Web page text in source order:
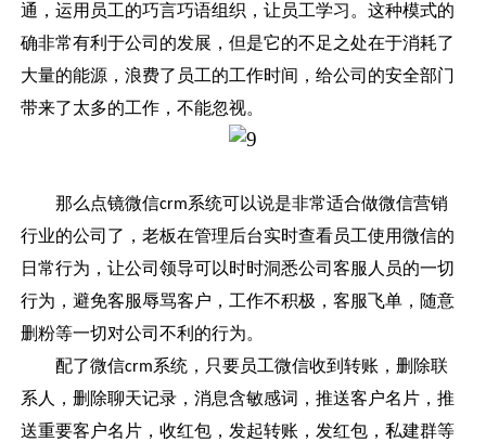
通，运用员工的巧言巧语组织，让员工学习。这种模式的
确非常有利于公司的发展，但是它的不足之处在于消耗了
大量的能源，浪费了员工的工作时间，给公司的安全部门
带来了太多的工作，不能忽视。
那么点镜微信crm系统可以说是非常适合做微信营销
行业的公司了，老板在管理后台实时查看员工使用微信的
日常行为，让公司领导可以时时洞悉公司客服人员的一切
行为，避免客服辱骂客户，工作不积极，客服飞单，随意
删粉等一切对公司不利的行为。
配了微信crm系统，只要员工微信收到转账，删除联
系人，删除聊天记录，消息含敏感词，推送客户名片，推
送重要客户名片，收红包，发起转账，发红包，私建群等